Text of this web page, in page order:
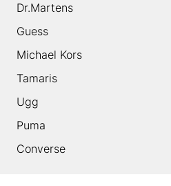
Dr.Martens
Guess
Michael Kors
Tamaris
Ugg
Puma
Converse